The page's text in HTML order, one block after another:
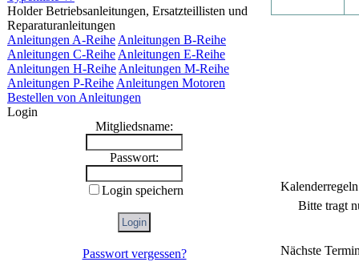
Holder Betriebsanleitungen, Ersatzteillisten und
Reparaturanleitungen
Anleitungen A-Reihe Anleitungen B-Reihe
Anleitungen C-Reihe Anleitungen E-Reihe
Anleitungen H-Reihe Anleitungen M-Reihe
Anleitungen P-Reihe Anleitungen Motoren
Bestellen von Anleitungen
Login
Mitgliedsname:
Passwort:
Login speichern
Passwort vergessen?
Kalenderregeln
Bitte tragt
Nächste